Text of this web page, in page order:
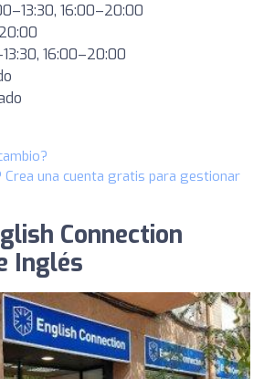
16:00–20:00
16:00–20:00
Crea una cuenta gratis para gestionar
Connection
Inglés